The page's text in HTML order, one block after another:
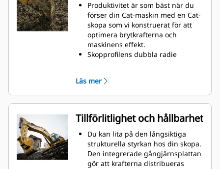
Produktivitet är som bäst när du
förser din Cat-maskin med en Cat-
skopa som vi konstruerat för att
optimera brytkrafterna och
maskinens effekt.
Skopprofilens dubbla radie
frigång säkerställer att skopbotten
inte släpar, vilket minskar
underhållskostnaderna.
Bränsleförbrukningstoppar under
grävning. Cat-skoporna är
utformade för att skära genom
material snabbt för att förbättra
maskinens totala effektivitet.
Lasta mer material på kortare tid.
Läs mer
Tillförlitlighet och hållbarhet
Du kan lita på den långsiktiga
strukturella styrkan hos din skopa.
Den integrerade gångjärnsplattan
gör att krafterna distribueras